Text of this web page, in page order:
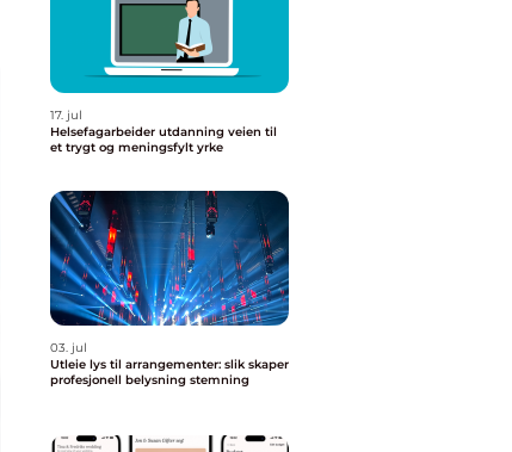
17. jul
Helsefagarbeider utdanning veien til
et trygt og meningsfylt yrke
03. jul
Utleie lys til arrangementer: slik skaper
profesjonell belysning stemning